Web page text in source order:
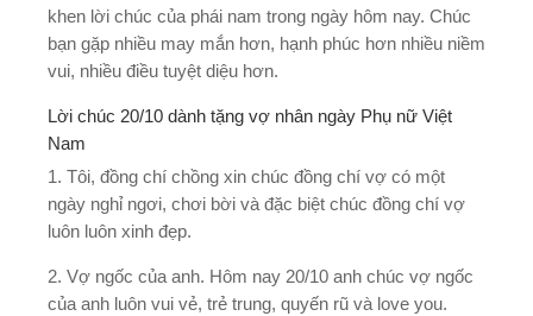
khen lời chúc của phái nam trong ngày hôm nay. Chúc
bạn gặp nhiều may mắn hơn, hạnh phúc hơn nhiều niềm
vui, nhiều điều tuyệt diệu hơn.
Lời chúc 20/10 dành tặng vợ nhân ngày Phụ nữ Việt
Nam
1. Tôi, đồng chí chồng xin chúc đồng chí vợ có một
ngày nghỉ ngơi, chơi bời và đặc biệt chúc đồng chí vợ
luôn luôn xinh đẹp.
2. Vợ ngốc của anh. Hôm nay 20/10 anh chúc vợ ngốc
của anh luôn vui vẻ, trẻ trung, quyến rũ và love you.